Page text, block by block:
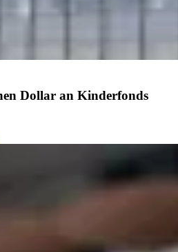
Dollar an Kinderfonds